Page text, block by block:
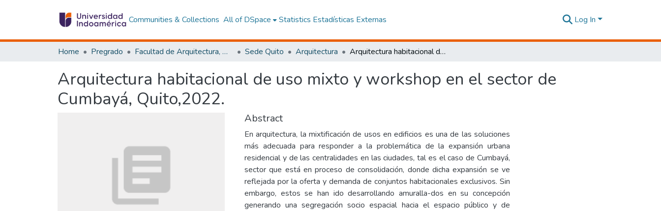
Communities & Collections All of DSpace Statistics Estadísticas Externas Log In
Home Pregrado Facultad de Arquitectura, Artes y Diseño Sede Quito Arquitectura Arquitectura habitacional de uso mixto y workshop en el sector de Cumbayá, Quito,2022.
Arquitectura habitacional de uso mixto y workshop en el sector de
Cumbayá, Quito,2022.
Abstract
En arquitectura, la mixtificación de usos en edificios es una de las soluciones
más adecuada para responder a la problemática de la expansión urbana
residencial y de las centralidades en las ciudades, tal es el caso de Cumbayá,
sector que está en proceso de consolidación, donde dicha expansión se ve
reflejada por la oferta y demanda de conjuntos habitacionales exclusivos. Sin
embargo, estos se han ido desarrollando amuralla-dos en su concepción
generando una segregación socio espacial hacia el espacio público y de